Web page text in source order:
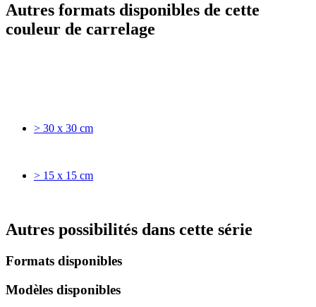
Autres formats disponibles de cette
couleur de carrelage
> 30 x 30 cm
> 15 x 15 cm
Autres possibilités dans cette série
Formats disponibles
Modèles disponibles